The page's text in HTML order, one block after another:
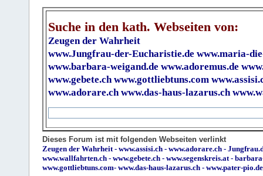
Suche in den kath. Webseiten von:
Zeugen der Wahrheit
www.Jungfrau-der-Eucharistie.de www.maria-
www.barbara-weigand.de www.adoremus.de
www.gebete.ch www.gottliebtuns.com
www.adorare.ch www.das-haus-lazarus.ch
Dieses Forum ist mit folgenden Webseiten verlinkt
Zeugen der Wahrheit- www.assisi.ch - www.adorare.ch -
www.wallfahrten.ch - www.gebete.ch - www.segenskreis.at-
www.gottliebtuns.com- www.das-haus-lazarus.ch - www.pater-pio.de